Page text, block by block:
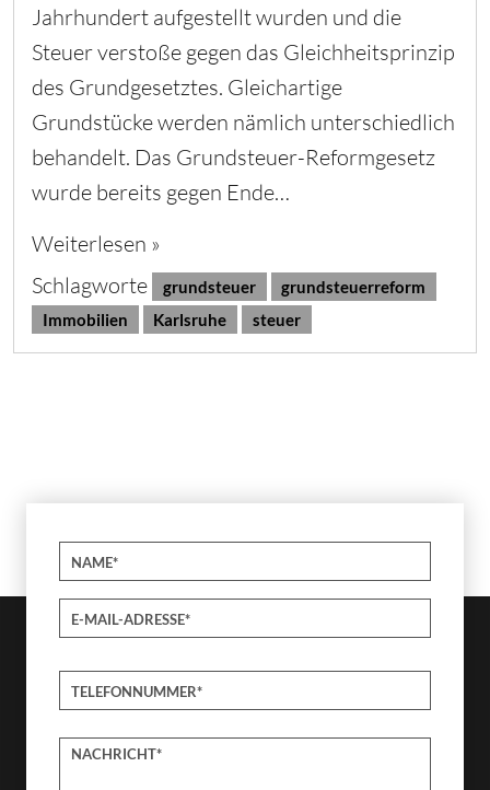
Jahrhundert aufgestellt wurden und die
Steuer verstoße gegen das Gleichheitsprinzip
des Grundgesetztes. Gleichartige
Grundstücke werden nämlich unterschiedlich
behandelt. Das Grundsteuer-Reformgesetz
wurde bereits gegen Ende…
Weiterlesen »
Schlagworte
grundsteuer
grundsteuerreform
Immobilien
Karlsruhe steuer